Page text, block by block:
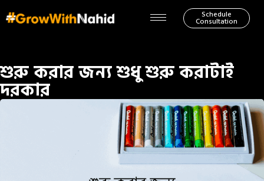
Schedule
Consultation
শুরু করার জন্য শুধু শুরু করাটাই
দরকার